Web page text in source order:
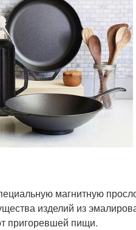
магнитную
изделий из
пригоревшей пищи.